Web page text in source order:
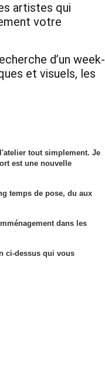
artistes qui
votre
d’un week-
et visuels, les
tout simplement. Je
est une nouvelle
temps de pose, du aux
dans les
ci-dessus qui vous